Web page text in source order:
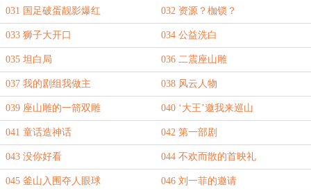
031 国足破蛋靓影爆红 032 资源？枷锁？
033 狮子大开口 034 公益洗白
035 坦白局 036 二震座山雕
037 我的剧组我做主 038 风云人物
039 座山雕的一箭双雕 040 ‘大王’邀我来巡山
041 童话造神话 042 第一部剧
043 没你好看 044 不欢而散的首映礼
045 釜山入围夺人眼球 046 刘一菲的邀请